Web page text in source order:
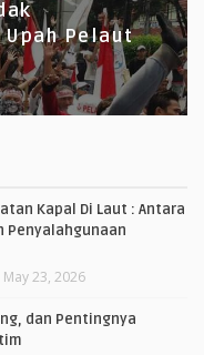
Upah Pelaut
Kapal Di Laut : Antara
Penyalahgunaan
May 23, 2026
dan Pentingnya